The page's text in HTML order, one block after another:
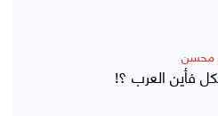
محسن
فأين العرب ؟!